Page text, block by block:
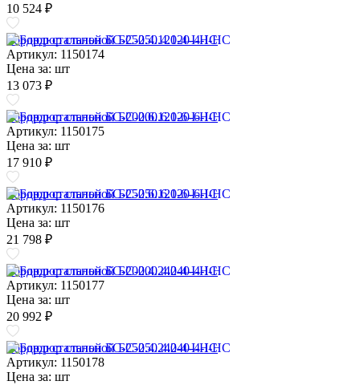
10 524 ₽
Бордюр стальной БС-250.4.120-4-I-НС
Артикул: 1150174
Цена за: шт
13 073 ₽
Бордюр стальной БС-200.6.120-6-I-НС
Артикул: 1150175
Цена за: шт
17 910 ₽
Бордюр стальной БС-250.6.120-6-I-НС
Артикул: 1150176
Цена за: шт
21 798 ₽
Бордюр стальной БС-200.4.240-4-I-НС
Артикул: 1150177
Цена за: шт
20 992 ₽
Бордюр стальной БС-250.4.240-4-I-НС
Артикул: 1150178
Цена за: шт